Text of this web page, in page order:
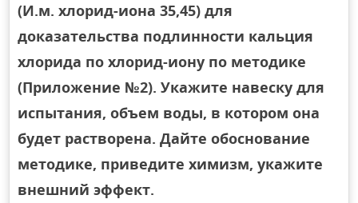
(И.м. хлорид-иона 35,45) для
доказательства подлинности кальция
хлорида по хлорид-иону по методике
(Приложение №2). Укажите навеску для
испытания, объем воды, в котором она
будет растворена. Дайте обоснование
методике, приведите химизм, укажите
внешний эффект.